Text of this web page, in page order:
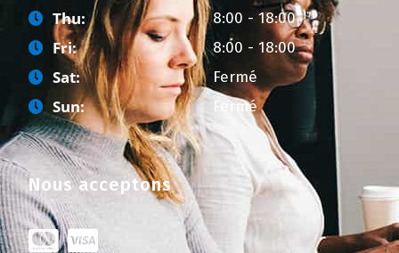
Thu: 8:00 - 18:00
Fri: 8:00 - 18:00
Sat: Fermé
Sun: Fermé
Nous acceptons